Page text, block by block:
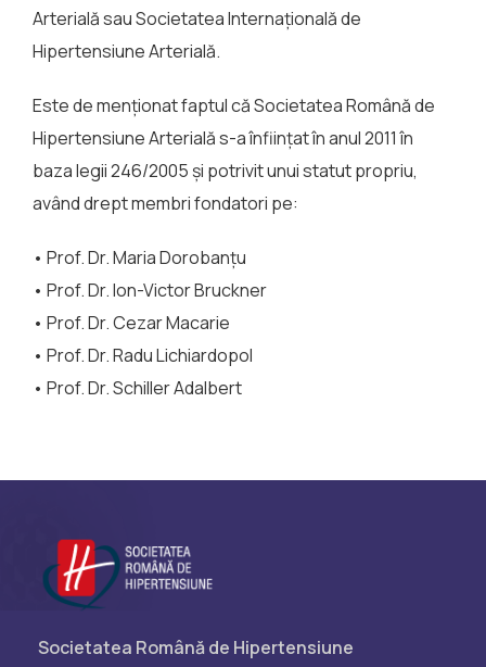
Arterială sau Societatea Internaţională de
Hipertensiune Arterială.
Este de menționat faptul că Societatea Română de
Hipertensiune Arterială s-a înfiinţat în anul 2011 în
baza legii 246/2005 şi potrivit unui statut propriu,
având drept membri fondatori pe:
• Prof. Dr. Maria Dorobanţu
• Prof. Dr. Ion-Victor Bruckner
• Prof. Dr. Cezar Macarie
• Prof. Dr. Radu Lichiardopol
• Prof. Dr. Schiller Adalbert
Societatea Română de Hipertensiune